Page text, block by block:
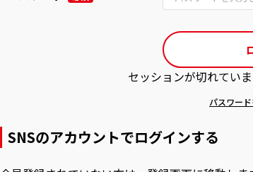
セッションが切れてい
パスワー
SNSのアカウントでログインする